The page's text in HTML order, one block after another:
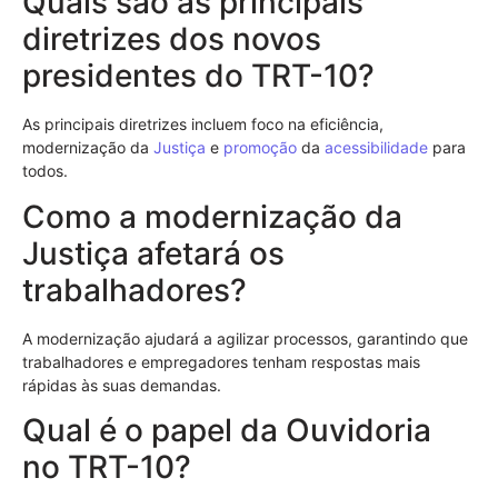
diretrizes dos novos
presidentes do TRT-10?
As principais diretrizes incluem foco na eficiência,
modernização da Justiça e promoção da acessibilidade para
todos.
Como a modernização da
Justiça afetará os
trabalhadores?
A modernização ajudará a agilizar processos, garantindo que
trabalhadores e empregadores tenham respostas mais
rápidas às suas demandas.
Qual é o papel da Ouvidoria
no TRT-10?